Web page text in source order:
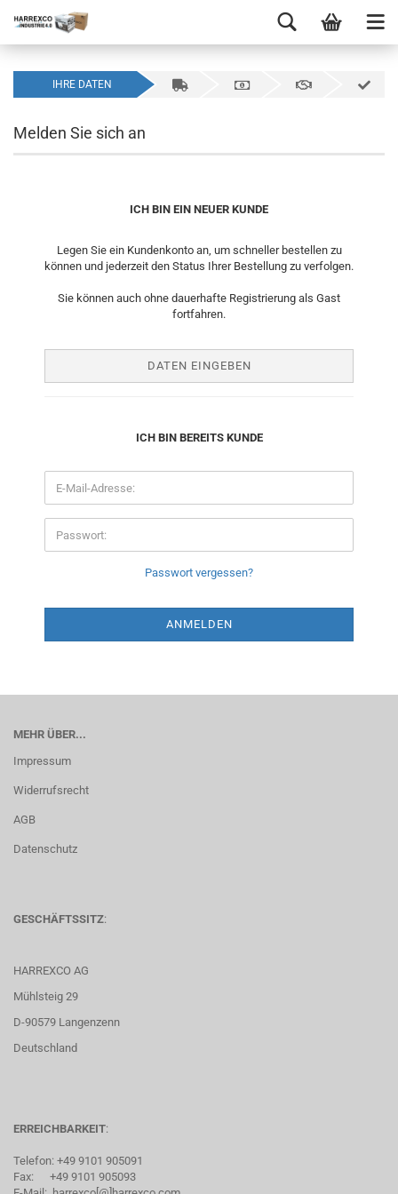
IHRE DATEN
Melden Sie sich an
ICH BIN EIN NEUER KUNDE
Legen Sie ein Kundenkonto an, um schneller bestellen zu
können und jederzeit den Status Ihrer Bestellung zu verfolgen.
Sie können auch ohne dauerhafte Registrierung als Gast
fortfahren.
DATEN EINGEBEN
ICH BIN BEREITS KUNDE
Passwort vergessen?
MEHR ÜBER...
Impressum
Widerrufsrecht
AGB
Datenschutz
GESCHÄFTSSITZ:
HARREXCO AG
Mühlsteig 29
D-90579 Langenzenn
Deutschland
ERREICHBARKEIT:
Telefon: +49 9101 905091
Fax: +49 9101 905093